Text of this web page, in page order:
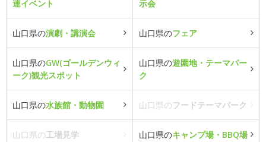
連イベント
示会
山口県の演劇・講演会 山口県のフェア
山口県のGW(ゴールデンウィ
ーク)観光スポット
山口県の遊園地・テーマパー
ク
山口県の水族館・動物園 山口県のフードテーマパーク
山口県の工場見学 山口県のキャンプ場・BBQ場